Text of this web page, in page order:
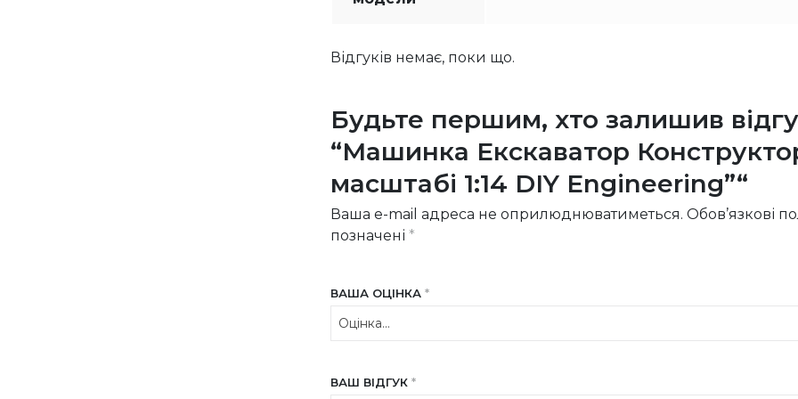
Відгуків немає, поки що.
Будьте першим, хто залишив
“Машинка Екскаватор
масштабі 1:14 DIY Engineering”“
Ваша e-mail адреса не оприлюднюватиметься. Обов’язкові
позначені *
ВАША ОЦІНКА *
ВАШ ВІДГУК *